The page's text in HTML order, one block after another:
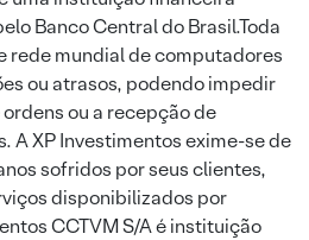
Banco Central do Brasil.Toda
rede mundial de computadores
ou atrasos, podendo impedir
ou a recepção de
A XP Investimentos exime-se de
sofridos por seus clientes,
disponibilizados por
CCTVM S/A é instituição